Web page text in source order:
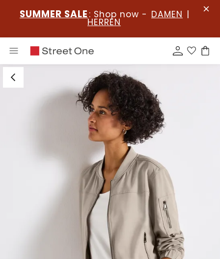
SUMMER SALE : Shop now - DAMEN |
HERREN